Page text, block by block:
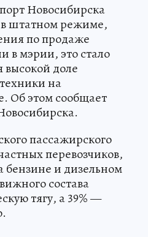
Новосибирска
в штатном режиме,
по продаже
в мэрии, это стало
доле
на
Об этом сообщает
пассажирского
перевозчиков,
бензине и дизельном
состава
тягу, а 39% —